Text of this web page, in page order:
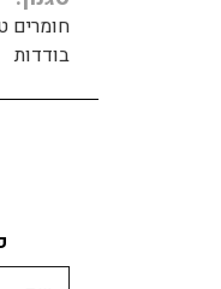
חומרים
בודדות